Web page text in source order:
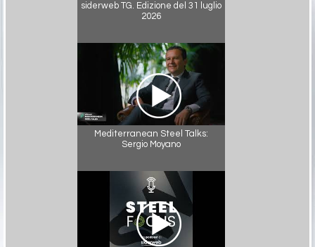
siderweb TG. Edizione del 31 luglio
2026
Mediterranean Steel Talks:
Sergio Moyano